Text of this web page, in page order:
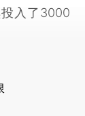
入了3000